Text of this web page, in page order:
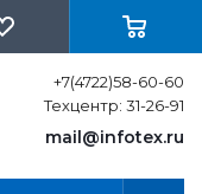
+7(4722)58-60-60
Техцентр: 31-26-91
mail@infotex.ru